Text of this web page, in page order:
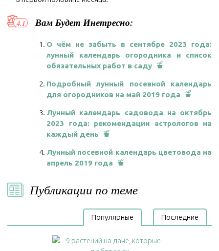
Вам Будет Инетресно:
О чём не забыть в сентябре 2023 года:
лунный календарь огородника и список
обязательных работ в саду
Подробный лунный посевной календарь
для огородников на май 2019 года
Лунный календарь садовода на октябрь
2023 года: рекомендации астрологов на
каждый день
Лунный посевной календарь цветовода на
апрель 2019 года
Публикации по теме
Популярные Последние